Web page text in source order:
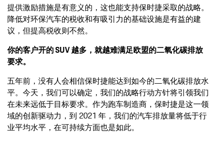
提供激励措施是有意义的，这也能支持保时捷采取的战略。
降低对环保汽车的税收和有吸引力的基础设施是有益的建
议，但提高税收则不然。
你的客户开的 SUV 越多，就越难满足欧盟的二氧化碳排放
要求。
五年前，没有人会相信保时捷能达到如今的二氧化碳排放水
平。今天，我们可以确定，我们的战略行动方针将引领我们
在未来远低于目标要求。作为跑车制造商，保时捷是这一领
域的创新驱动力，到 2021 年，我们的汽车排放量将低于行
业平均水平，在可持续方面也是如此。